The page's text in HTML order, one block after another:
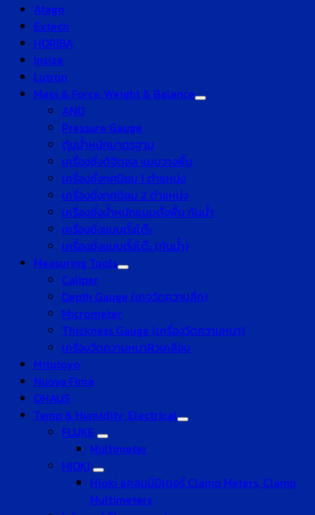
Atago
Extech
HORIBA
Insize
Lutron
Mass & Force, Weight & Balance
AND
Pressure Gauge
ตุ้มน้ำหนักมาตรฐาน
เครื่องชั่งดิจิตอล แบบวางพื้น
เครื่องชั่งทศนิยม 1 ตำแหน่ง
เครื่องชั่งทศนิยม 2 ตำแหน่ง
เครื่องชั่งน้ำหนักแบบตั้งพื้น กันน้ำ
เครื่องชั่งแบบตั้งโต๊ะ
เครื่องชั่งแบบตั้งโต๊ะ (กันน้ำ)
Measuring Tools
Caliper
Depth Gauge (เกจวัดความลึก)
Micrometer
Thickness Gauge (เครื่องวัดความหนา)
เครื่องวัดความหนาผิวเคลือบ
Mitutoyo
Nuova Fima
OHAUS
Temp & Humidity, Electrical
FLUKE
Multimeter
HIOKI
Hioki แคลมป์มิเตอร์ Clamp Meters, Clamp
Multimeters